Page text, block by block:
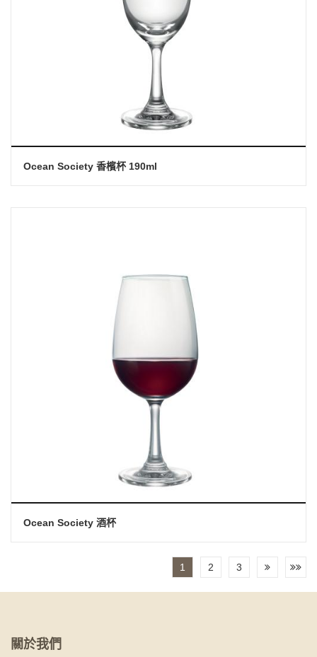
Ocean Society 香檳杯 190ml
Ocean Society 酒杯
1 2 3
關於我們